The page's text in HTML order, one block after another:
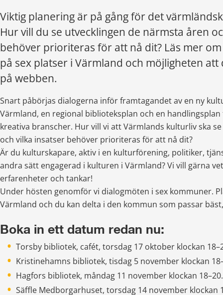
Viktig planering är på gång för det
Hur vill du se utvecklingen de närmsta åren
behöver prioriteras för att nå dit? Läs mer
på sex platser i Värmland och möjligheten att
på webben.
Snart påbörjas dialogerna inför framtagandet av en ny
Värmland, en regional biblioteksplan och en
kreativa branscher. Hur vill vi att Värmlands kulturliv ska
och vilka insatser behöver prioriteras för att nå dit?
Är du kulturskapare, aktiv i en kulturförening, politiker,
andra sätt engagerad i kulturen i Värmland? Vi vill gärna
erfarenheter och tankar!
Under hösten genomför vi dialogmöten i sex kommuner.
Värmland och du kan delta i den kommun som passar
Boka in ett datum redan nu:
Torsby bibliotek, cafét, torsdag 17 oktober klockan
Kristinehamns bibliotek, tisdag 5 november klockan
Hagfors bibliotek, måndag 11 november klockan 18–20.
Säffle Medborgarhuset, torsdag 14 november klockan